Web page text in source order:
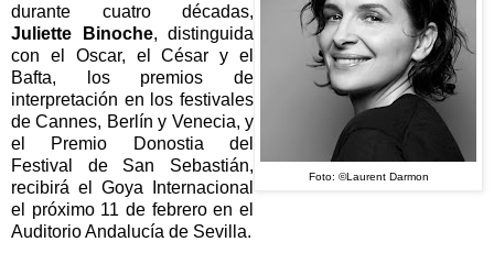
Foto: ©Laurent Darmon
durante cuatro décadas,
Juliette Binoche, distinguida
con el Oscar, el César y el
Bafta, los premios de
interpretación en los festivales
de Cannes, Berlín y Venecia, y
el Premio Donostia del
Festival de San Sebastián,
recibirá el Goya Internacional
el próximo 11 de febrero en el
Auditorio Andalucía de Sevilla.